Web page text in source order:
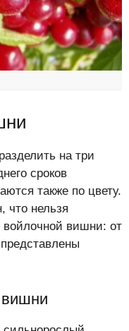
на три
сроков
также по цвету.
что нельзя
войлочной вишни: от
вишни